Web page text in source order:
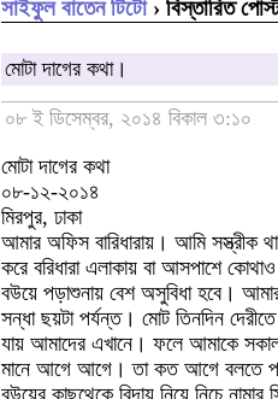
সাইফুল বাতেন টিটো› বিস্তারিত
মোটা দাগের কথা।
০৮ ই ডিসেম্বর, ২০১৪ বিকাল ৩:১০
মোটা দাগের কথা
০৮-১২-২০১৪
মিরপুর, ঢাকা
আমার অফিস বারিধারায়। আমি সস্ত্রীক
করে বরিধারা এলাকায় বা আসপাশে
বউয়ে পড়াশুনায় বেশ অসুবিধা হবে।
সন্ধা ছয়টা পর্যন্ত। মোট তিনদিন
যায় আমাদের এখানে। ফলে আমাকে
মানে আগে আগে। তা কত আগে বলতে